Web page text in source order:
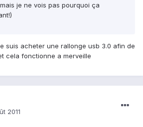
je ne vois pas pourquoi ça
suis acheter une rallonge usb 3.0 afin de
cela fonctionne a merveille
2011